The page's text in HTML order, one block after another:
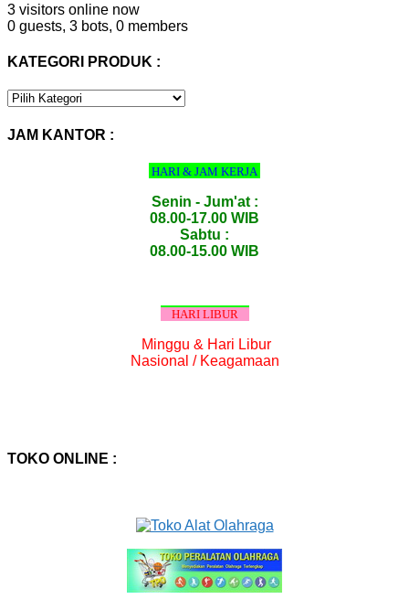
3 visitors online now
0 guests, 3 bots, 0 members
KATEGORI PRODUK :
KATEGORI
JAM KANTOR :
HARI & JAM KERJA
Senin - Jum'at :
08.00-17.00 WIB
Sabtu :
08.00-15.00 WIB
HARI LIBUR
Minggu & Hari Libur
Nasional / Keagamaan
TOKO ONLINE :